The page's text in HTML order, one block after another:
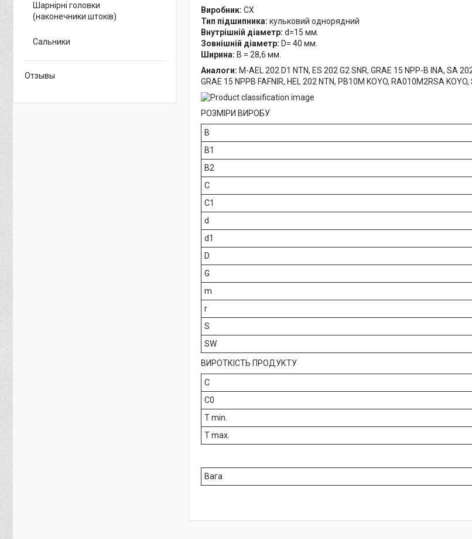
Виробник: CX
Тип підшипника: кульковий однорядний
Внутрішній діаметр: d=15 мм.
Зовнішній діаметр: D= 40 мм.
Ширина: B = 28,6 мм.
Аналоги: M-AEL 202 D1 NTN, ES 202 G2 SNR, GRAE 15 NPP-B INA, SA
GRAE 15 NPPB FAFNIR, HEL 202 NTN, PB10M KOYO, RA010M2RSA
РОЗМІРИ ВИРОБУ
B
B1
B2
C
C1
d
d1
D
G
m
r
S
SW
ВИРОТКІСТЬ ПРОДУКТУ
C
C0
T min.
T max.
Вага
Шарнірні головки
(наконечники штоків)
Сальники
Отзывы